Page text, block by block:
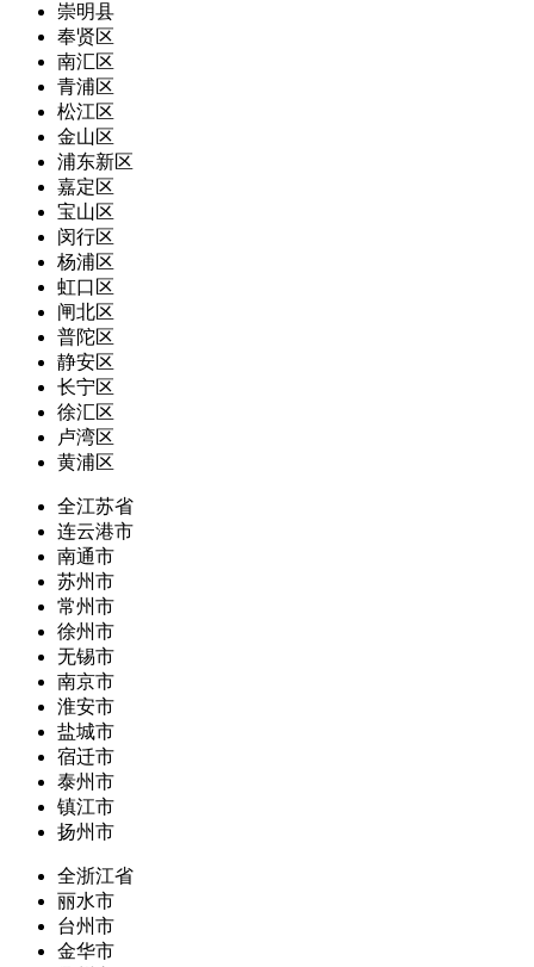
崇明县
奉贤区
南汇区
青浦区
松江区
金山区
浦东新区
嘉定区
宝山区
闵行区
杨浦区
虹口区
闸北区
普陀区
静安区
长宁区
徐汇区
卢湾区
黄浦区
全江苏省
连云港市
南通市
苏州市
常州市
徐州市
无锡市
南京市
淮安市
盐城市
宿迁市
泰州市
镇江市
扬州市
全浙江省
丽水市
台州市
金华市